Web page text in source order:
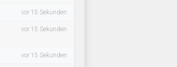
vor 15 Sekunden
vor 15 Sekunden
vor 15 Sekunden